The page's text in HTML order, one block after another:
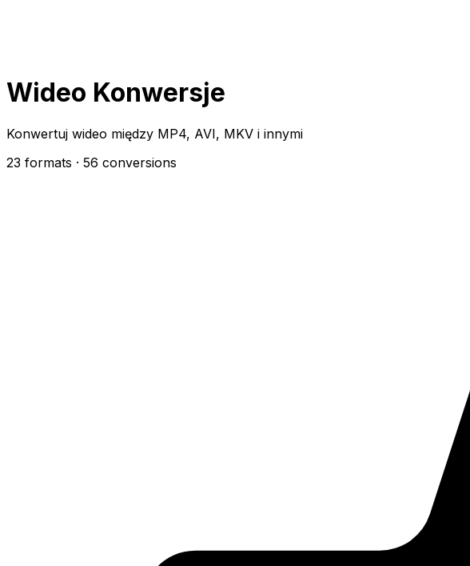
Wideo Konwersje
Konwertuj wideo między MP4, AVI, MKV i innymi
23 formats · 56 conversions